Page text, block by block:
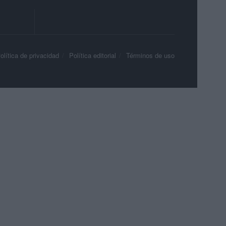
de privacidad Política editorial Términos de uso